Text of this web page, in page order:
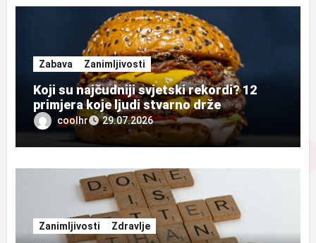
Zabava Zanimljivosti
Koji su najčudniji svjetski rekordi? 12
primjera koje ljudi stvarno drže
coolhr 29.07.2026
Zanimljivosti Zdravlje